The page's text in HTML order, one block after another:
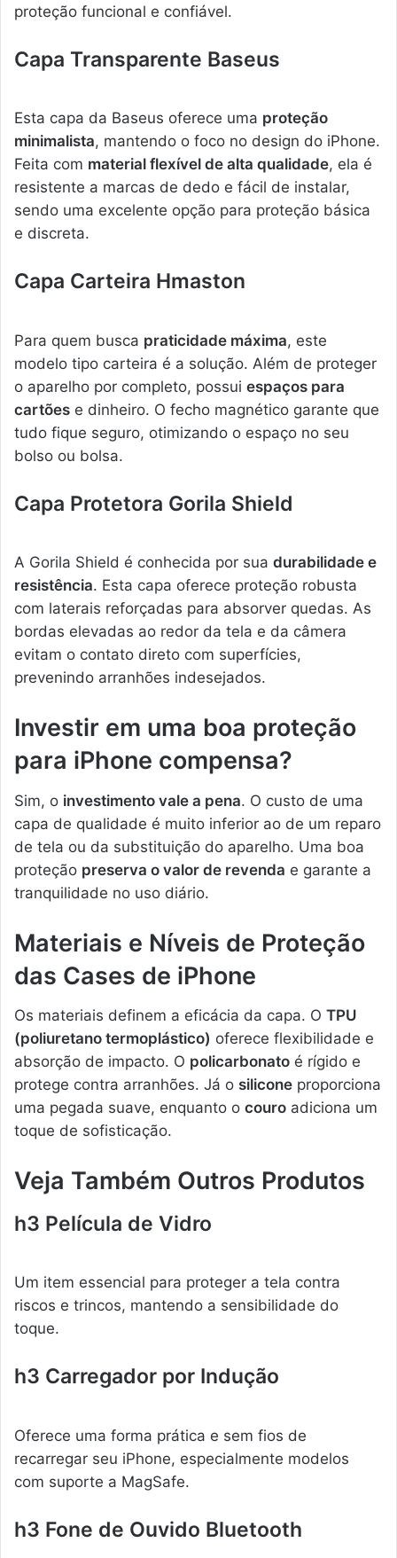
proteção funcional e confiável.
Capa Transparente Baseus
Esta capa da Baseus oferece uma proteção
minimalista, mantendo o foco no design do iPhone.
Feita com material flexível de alta qualidade, ela é
resistente a marcas de dedo e fácil de instalar,
sendo uma excelente opção para proteção básica
e discreta.
Capa Carteira Hmaston
Para quem busca praticidade máxima, este
modelo tipo carteira é a solução. Além de proteger
o aparelho por completo, possui espaços para
cartões e dinheiro. O fecho magnético garante que
tudo fique seguro, otimizando o espaço no seu
bolso ou bolsa.
Capa Protetora Gorila Shield
A Gorila Shield é conhecida por sua durabilidade e
resistência. Esta capa oferece proteção robusta
com laterais reforçadas para absorver quedas. As
bordas elevadas ao redor da tela e da câmera
evitam o contato direto com superfícies,
prevenindo arranhões indesejados.
Investir em uma boa proteção
para iPhone compensa?
Sim, o investimento vale a pena. O custo de uma
capa de qualidade é muito inferior ao de um reparo
de tela ou da substituição do aparelho. Uma boa
proteção preserva o valor de revenda e garante a
tranquilidade no uso diário.
Materiais e Níveis de Proteção
das Cases de iPhone
Os materiais definem a eficácia da capa. O TPU
(poliuretano termoplástico) oferece flexibilidade e
absorção de impacto. O policarbonato é rígido e
protege contra arranhões. Já o silicone proporciona
uma pegada suave, enquanto o couro adiciona um
toque de sofisticação.
Veja Também Outros Produtos
h3 Película de Vidro
Um item essencial para proteger a tela contra
riscos e trincos, mantendo a sensibilidade do
toque.
h3 Carregador por Indução
Oferece uma forma prática e sem fios de
recarregar seu iPhone, especialmente modelos
com suporte a MagSafe.
h3 Fone de Ouvido Bluetooth